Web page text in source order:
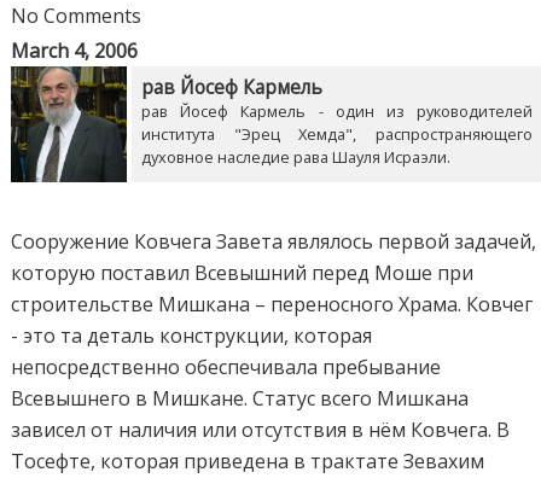
No Comments
March 4, 2006
рав Йосеф Кармель
рав Йосеф Кармель - один из руководителей
института "Эрец Хемда", распространяющего
духовное наследие рава Шауля Исраэли.
Сооружение Ковчега Завета являлось первой задачей,
которую поставил Всевышний перед Моше при
строительстве Мишкана – переносного Храма. Ковчег
- это та деталь конструкции, которая
непосредственно обеспечивала пребывание
Всевышнего в Мишкане. Статус всего Мишкана
зависел от наличия или отсутствия в нём Ковчега. В
Тосефте, которая приведена в трактате Зевахим